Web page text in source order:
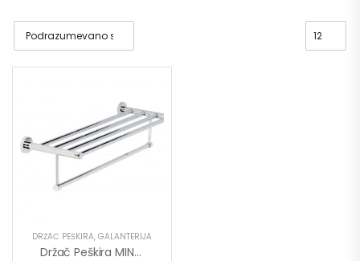
DRŽAČ PEŠKIRA, GALANTERIJA
Držač Peškira MINOTTI Hotelski